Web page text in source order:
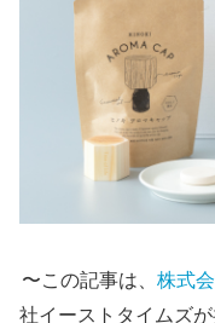
〜この記事は、 株式
社イーストタイムズ